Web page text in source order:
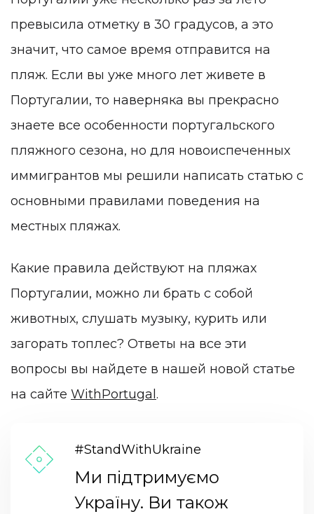
превысила отметку в 30 градусов, а это
значит, что самое время отправится на
пляж. Если вы уже много лет живете в
Португалии, то наверняка вы прекрасно
знаете все особенности португальского
пляжного сезона, но для новоиспеченных
иммигрантов мы решили написать статью с
основными правилами поведения на
местных пляжах.
Какие правила действуют на пляжах
Португалии, можно ли брать с собой
животных, слушать музыку, курить или
загорать топлес? Ответы на все эти
вопросы вы найдете в нашей новой статье
на сайте WithPortugal.
#StandWithUkraine
Ми підтримуємо
Україну. Ви також